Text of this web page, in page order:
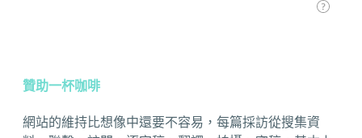
贊助一杯咖啡
網站的維持比想像中還要不容易，每篇採訪從搜集資